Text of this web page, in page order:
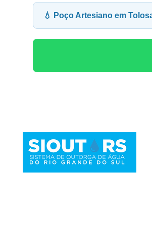
💧 Poço Artesiano em